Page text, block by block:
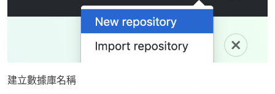
建立數據庫名稱